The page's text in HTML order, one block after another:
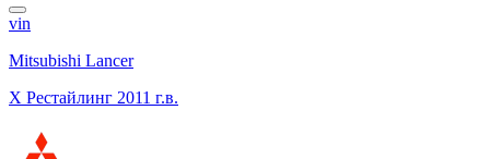
vin
Mitsubishi Lancer
X Рестайлинг 2011 г.в.